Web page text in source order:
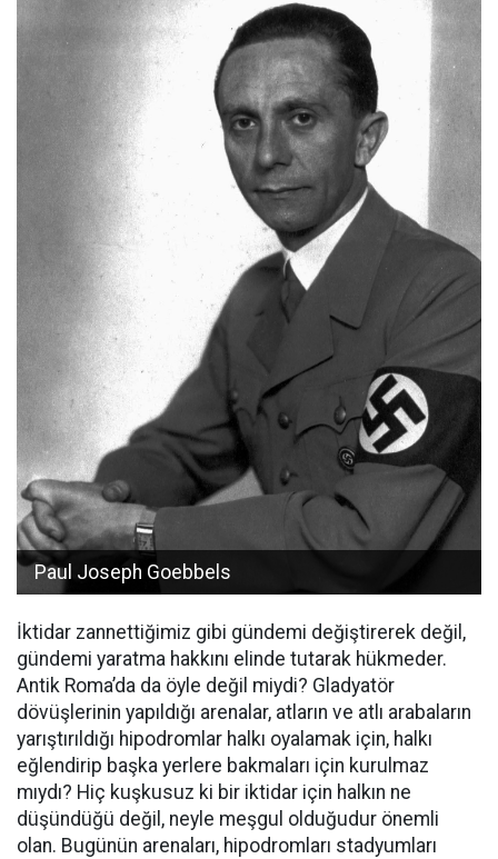
Paul Joseph Goebbels
İktidar zannettiğimiz gibi gündemi değiştirerek değil,
gündemi yaratma hakkını elinde tutarak hükmeder.
Antik Roma’da da öyle değil miydi? Gladyatör
dövüşlerinin yapıldığı arenalar, atların ve atlı arabaların
yarıştırıldığı hipodromlar halkı oyalamak için, halkı
eğlendirip başka yerlere bakmaları için kurulmaz
mıydı? Hiç kuşkusuz ki bir iktidar için halkın ne
düşündüğü değil, neyle meşgul olduğudur önemli
olan. Bugünün arenaları, hipodromları stadyumları